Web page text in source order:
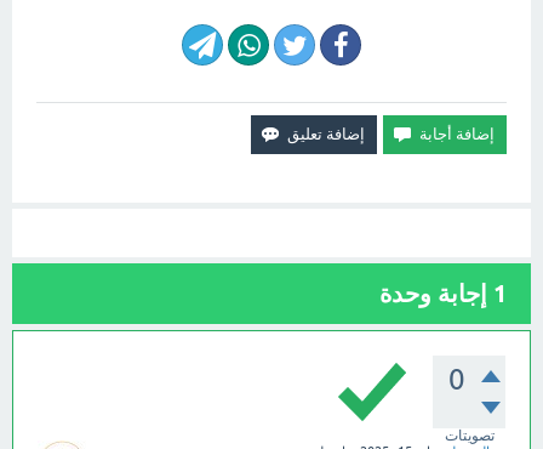
1 إجابة وحدة
0
تصويتات